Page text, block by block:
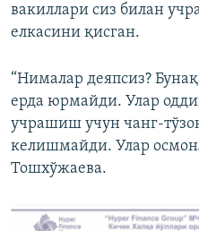
вакиллари сиз билан
елкасини қисган.
“Нималар деяпсиз?
ерда юрмайди. Улар
учрашиш учун чанг-
келишмайди. Улар
Тошхўжаева.